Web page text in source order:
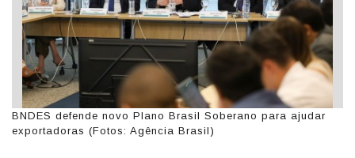
BNDES defende novo Plano Brasil Soberano para ajudar
exportadoras (Fotos: Agência Brasil)